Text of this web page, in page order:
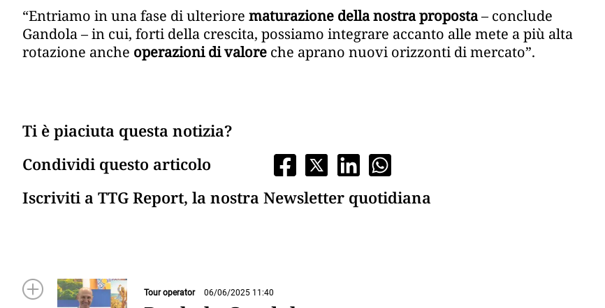
“Entriamo in una fase di ulteriore maturazione della nostra proposta– conclude
Gandola – in cui, forti della crescita, possiamo integrare accanto alle mete a più alta
rotazione anche operazioni di valore che aprano nuovi orizzonti di mercato”.
Ti è piaciuta questa notizia?
Condividi questo articolo
Iscriviti a TTG Report, la nostra Newsletter quotidiana
Tour operator 06/06/2025 11:40